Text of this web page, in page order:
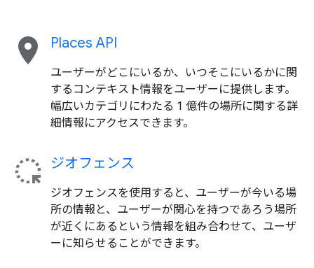
location_on Places API
ユーザーがどこにいるか、いつそこにいるかに関
するコンテキスト情報をユーザーに提供します。
幅広いカテゴリにわたる 1 億件の場所に関する詳
細情報にアクセスできます。
ジオフェンス
ジオフェンスを使用すると、ユーザーが今いる場
所の情報と、ユーザーが関心を持つであろう場所
が近くにあるという情報を組み合わせて、ユーザ
ーに知らせることができます。